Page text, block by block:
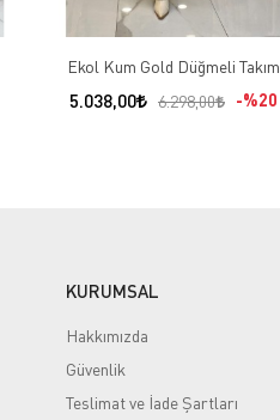
Ekol Kum Gold Düğmeli Takım
5.038,00 6.298,00 %20
KURUMSAL
Hakkımızda
Güvenlik
Teslimat ve İade Şartları